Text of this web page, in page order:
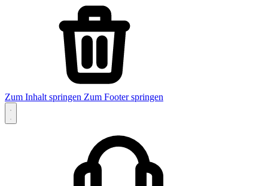
Zum Inhalt springen Zum Footer springen